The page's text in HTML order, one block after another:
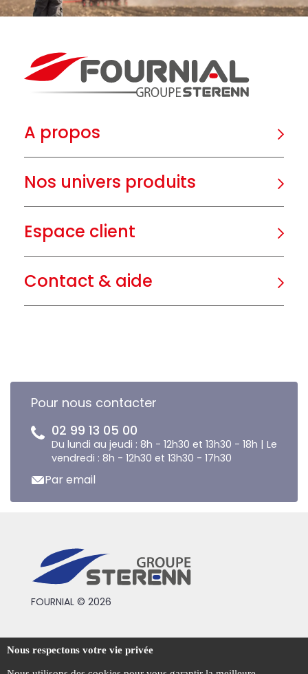
A propos
Nos univers produits
Espace client
Contact & aide
Pour nous contacter
02 99 13 05 00
Du lundi au jeudi : 8h - 12h30 et 13h30 - 18h | Le
vendredi : 8h - 12h30 et 13h30 - 17h30
Par email
FOURNIAL © 2026
Conditions générales de vente
Mentions légales
Nous respectons votre vie privée